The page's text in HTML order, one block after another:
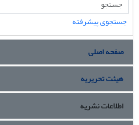
جستجوی پیشرفته
صفحه اصلی
هیئت تحریریه
اطلاعات نشریه